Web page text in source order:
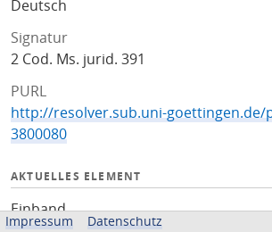
Deutsch
Signatur
2 Cod. Ms. jurid. 391
PURL
http://resolver.sub.uni-goettingen.de/
3800080
AKTUELLES ELEMENT
Einband
Impressum Datenschutz